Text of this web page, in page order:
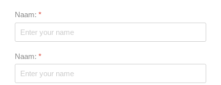
Naam: *
Naam: *